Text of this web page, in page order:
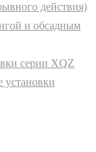
действия)
и обсадным
серии XQZ